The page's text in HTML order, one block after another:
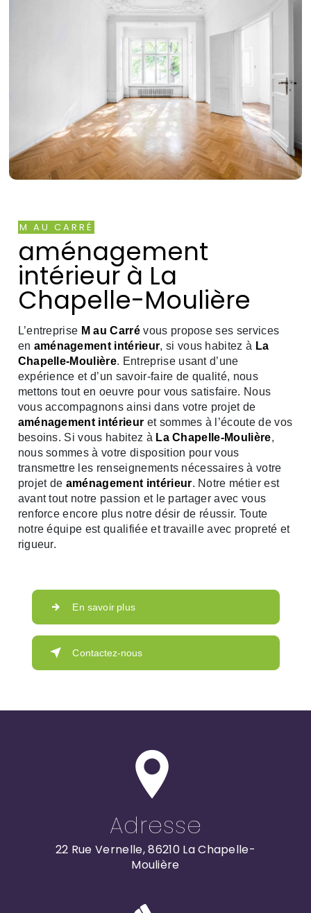
M AU CARRÉ
aménagement
intérieur à La
Chapelle-Moulière
L’entreprise M au Carrévous propose ses services
en aménagement intérieur, si vous habitez à La
Chapelle-Moulière. Entreprise usant d’une
expérience et d’un savoir-faire de qualité, nous
mettons tout en oeuvre pour vous satisfaire. Nous
vous accompagnons ainsi dans votre projet de
aménagement intérieur et sommes à l’écoute de vos
besoins. Si vous habitez à La Chapelle-Moulière,
nous sommes à votre disposition pour vous
transmettre les renseignements nécessaires à votre
projet de aménagement intérieur. Notre métier est
avant tout notre passion et le partager avec vous
renforce encore plus notre désir de réussir. Toute
notre équipe est qualifiée et travaille avec propreté et
rigueur.
En savoir plus
Contactez-nous
Adresse
22 Rue Vernelle, 86210 La Chapelle-
Moulière